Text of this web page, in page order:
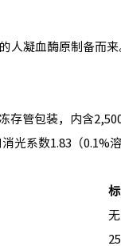
凝血酶原制备而来
管包装，内含
光系数1.83（0.1%